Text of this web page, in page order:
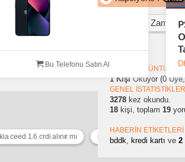
Tüm
ANLIK
1 Kişi Okuyor (0
GENEL İSTATİSTİKLER
3278 kez okundu.
18 kişi, toplam 19
HABERİN ETİKETLERİ
bddk, kredi kartı ve 2
Bu Telefonu Satın Al
kia ceed 1.6 crdi alınır mı infinix note 60 ultra